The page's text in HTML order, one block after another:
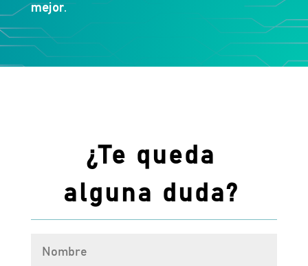
mejor.
¿Te queda
alguna duda?